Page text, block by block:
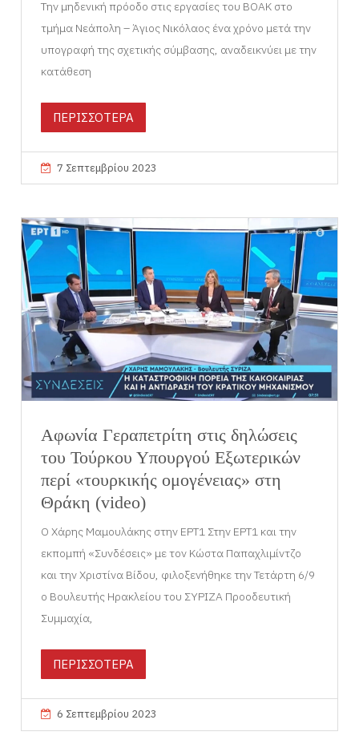
Την μηδενική πρόοδο στις εργασίες του ΒΟΑΚ στο
τμήμα Νεάπολη – Άγιος Νικόλαος ένα χρόνο μετά την
υπογραφή της σχετικής σύμβασης, αναδεικνύει με την
κατάθεση
ΠΕΡΙΣΣΟΤΕΡΑ
7 Σεπτεμβρίου 2023
Αφωνία Γεραπετρίτη στις δηλώσεις
του Τούρκου Υπουργού Εξωτερικών
περί «τουρκικής ομογένειας» στη
Θράκη (video)
Ο Χάρης Μαμουλάκης στην ΕΡΤ1 Στην ΕΡΤ1 και την
εκπομπή «Συνδέσεις» με τον Κώστα Παπαχλιμίντζο
και την Χριστίνα Βίδου, φιλοξενήθηκε την Τετάρτη 6/9
ο Βουλευτής Ηρακλείου του ΣΥΡΙΖΑ Προοδευτική
Συμμαχία,
ΠΕΡΙΣΣΟΤΕΡΑ
6 Σεπτεμβρίου 2023